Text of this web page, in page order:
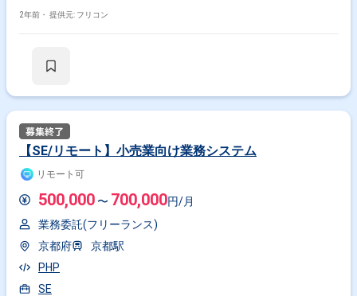
2年前・ 提供元: フリコン
【SE/リモート】小売業向け業務システム
リモート可
500,000 〜 700,000円/月
業務委託(フリーランス)
京都府
京都駅
PHP
SE